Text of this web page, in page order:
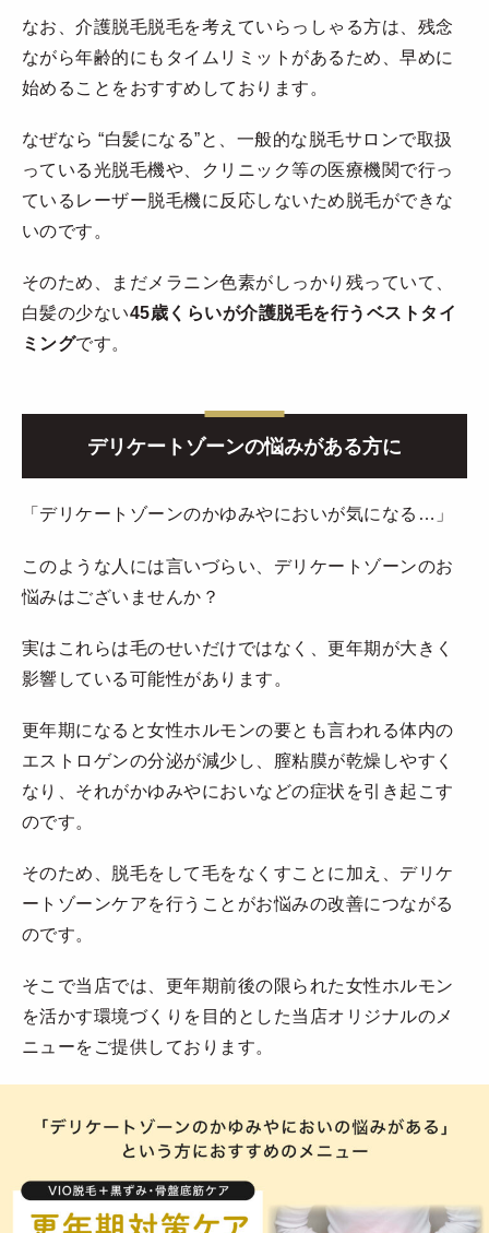
なお、介護脱毛脱毛を考えていらっしゃる方は、残念
ながら年齢的にもタイムリミットがあるため、早めに
始めることをおすすめしております。
なぜなら “白髪になる”と、一般的な脱毛サロンで取扱
っている光脱毛機や、クリニック等の医療機関で行っ
ているレーザー脱毛機に反応しないため脱毛ができな
いのです。
そのため、まだメラニン色素がしっかり残っていて、
白髪の少ない45歳くらいが介護脱毛を行うベストタイ
ミングです。
デリケートゾーンの悩みがある方に
「デリケートゾーンのかゆみやにおいが気になる…」
このような人には言いづらい、デリケートゾーンのお
悩みはございませんか？
実はこれらは毛のせいだけではなく、更年期が大きく
影響している可能性があります。
更年期になると女性ホルモンの要とも言われる体内の
エストロゲンの分泌が減少し、膣粘膜が乾燥しやすく
なり、それがかゆみやにおいなどの症状を引き起こす
のです。
そのため、脱毛をして毛をなくすことに加え、デリケ
ートゾーンケアを行うことがお悩みの改善につながる
のです。
そこで当店では、更年期前後の限られた女性ホルモン
を活かす環境づくりを目的とした当店オリジナルのメ
ニューをご提供しております。